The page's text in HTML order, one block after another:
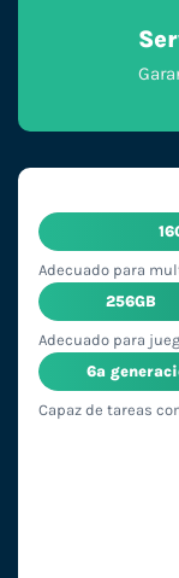
Adecuado para
256GB
Adecuado para
6ª
Capaz de tareas